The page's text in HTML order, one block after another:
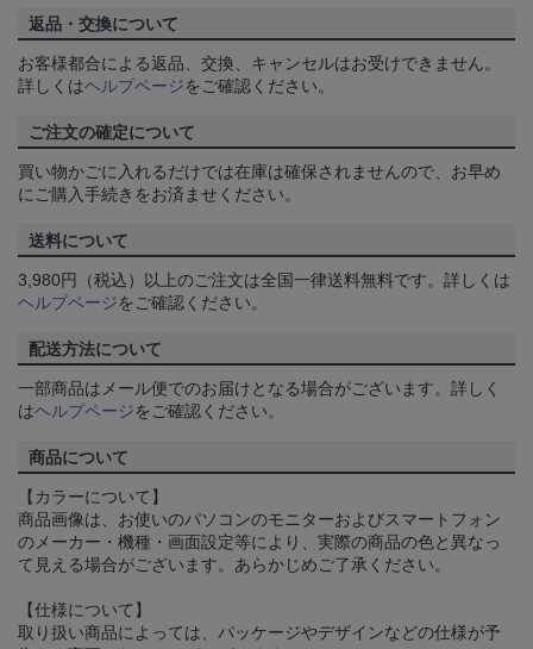
返品・交換について
お客様都合による返品、交換、キャンセルはお受けできません。
詳しくはヘルプページをご確認ください。
ご注文の確定について
買い物かごに入れるだけでは在庫は確保されませんので、お早め
にご購入手続きをお済ませください。
送料について
3,980円（税込）以上のご注文は全国一律送料無料です。詳しくは
ヘルプページをご確認ください。
配送方法について
一部商品はメール便でのお届けとなる場合がございます。詳しく
はヘルプページをご確認ください。
商品について
【カラーについて】
商品画像は、お使いのパソコンのモニターおよびスマートフォン
のメーカー・機種・画面設定等により、実際の商品の色と異なっ
て見える場合がございます。あらかじめご了承ください。
【仕様について】
取り扱い商品によっては、パッケージやデザインなどの仕様が予